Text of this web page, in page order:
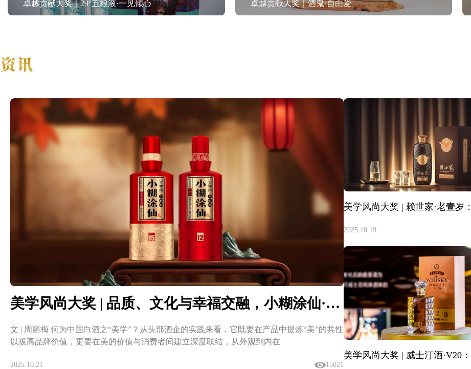
卓越贡献大奖｜29°五粮液·一见倾心 卓越贡献大奖｜酒鬼·自由爱
美学风尚大奖 | 品质、文化与幸福交融，小糊涂仙·仙15定义幸福生活方程式
文 | 周丽梅 何为中国白酒之“美学”？从头部酒企的实践来看，它既要在产品中提炼“美”的共性
以拔高品牌价值，更要在美的价值与消费者间建立深度联结，从外观到内在
2025.10.21 15021
2025.10.19